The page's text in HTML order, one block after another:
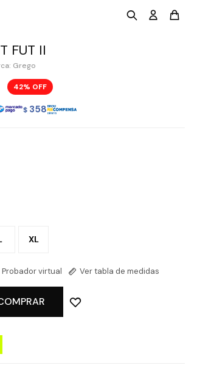
FUT II
Grego
42
$ 358
XL
Probador virtual Ver tabla de medidas